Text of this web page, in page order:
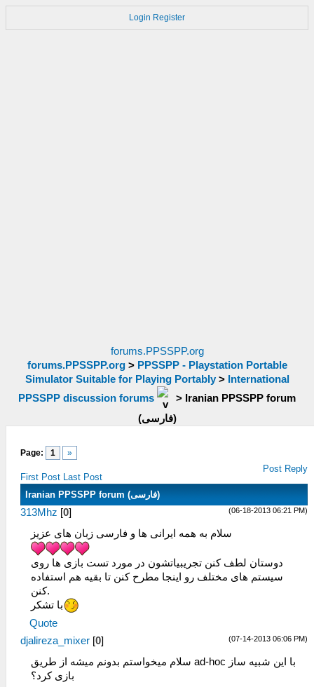
Login Register
forums.PPSSPP.org
forums.PPSSPP.org> PPSSPP - Playstation Portable
Simulator Suitable for Playing Portably> International
PPSSPP discussion forums
> Iranian PPSSPP forum
(فارسی)
Page: 1 »
First Post Last Post
Post Reply
Iranian PPSSPP forum (فارسی)
(06-18-2013 06:21 PM)
313Mhz [0]
سلام به همه ایرانی ها و فارسی زبان های عزیز
دوستان لطف کنن تجریبیاتشون در مورد تست بازی ها روی
سیستم های مختلف رو اینجا مطرح کنن تا بقیه هم استفاده
کنن.
با تشکر
Quote
(07-14-2013 06:06 PM)
djalireza_mixer [0]
سلام میخواستم بدونم میشه از طریق ad-hoc با این شبیه ساز
بازی کرد؟